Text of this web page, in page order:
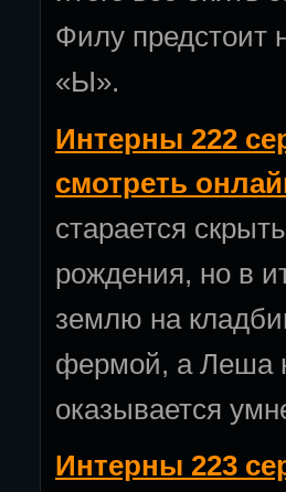
Филу предстоит
«Ы».
Интерны 222
смотреть
старается
рождения, но в
землю на
фермой, а Леша
оказывается
Интерны 223